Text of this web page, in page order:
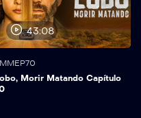
43:08
Morir Matando Capítulo